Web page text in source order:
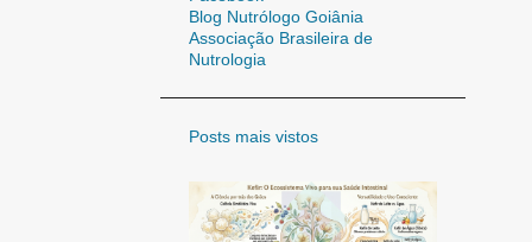
Blog Nutrólogo Goiânia
Associação Brasileira de
Nutrologia
Posts mais vistos